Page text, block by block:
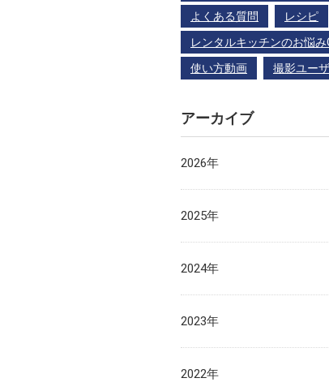
よくある質問
レシピ
レンタルキッチンのお悩み
使い方動画
撮影ユー
アーカイブ
2026年
2025年
2024年
2023年
2022年